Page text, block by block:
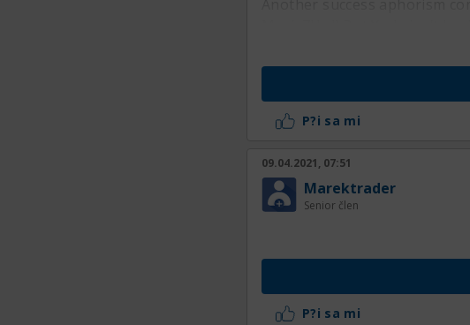
He once stated, If you want
Aphorisms can act as a
P?i sa mi
09.04.2021, 07:51
Marektrader
Senior člen
P?i sa mi